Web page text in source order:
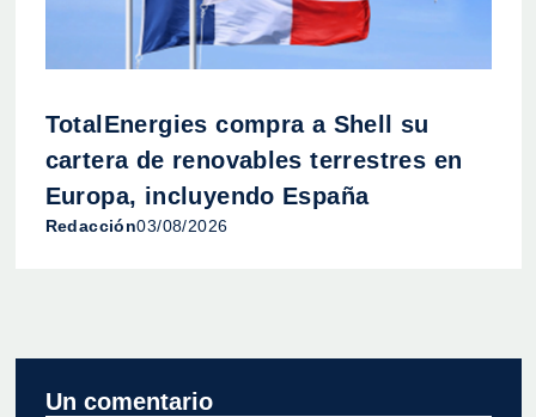
TotalEnergies compra a Shell su
cartera de renovables terrestres en
Europa, incluyendo España
Redacción03/08/2026
Un comentario